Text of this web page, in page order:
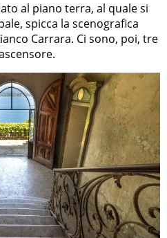
al piano terra, al quale si
spicca la scenografica
Carrara. Ci sono, poi, tre